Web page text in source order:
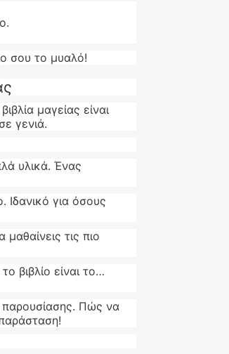
σου το μυαλό!
μαγείας είναι
γενιά.
υλικά. Ένας
για όσους
τις πιο
βιβλίο είναι το…
Πώς να